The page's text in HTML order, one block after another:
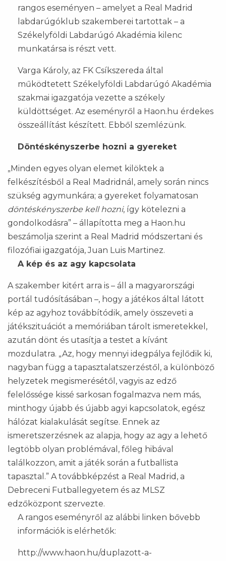
rangos eseményen – amelyet a Real Madrid
labdarúgóklub szakemberei tartottak – a
Székelyföldi Labdarúgó Akadémia kilenc
munkatársa is részt vett.
Varga Károly, az FK Csíkszereda által
működtetett Székelyföldi Labdarúgó Akadémia
szakmai igazgatója vezette a székely
küldöttséget. Az eseményről a Haon.hu érdekes
összeállítást készített. Ebből szemlézünk.
Döntéskényszerbe hozni a gyereket
„Minden egyes olyan elemet kilöktek a
felkészítésből a Real Madridnál, amely során nincs
szükség agymunkára; a gyereket folyamatosan
döntéskényszerbe kell hozni, így kötelezni a
gondolkodásra” – állapította meg a Haon.hu
beszámolja szerint a Real Madrid módszertani és
filozófiai igazgatója, Juan Luis Martinez.
A kép és az agy kapcsolata
A szakember kitért arra is – áll a magyarországi
portál tudósításában –, hogy a játékos által látott
kép az agyhoz továbbítódik, amely összeveti a
játékszituációt a memóriában tárolt ismeretekkel,
azután dönt és utasítja a testet a kívánt
mozdulatra. „Az, hogy mennyi idegpálya fejlődik ki,
nagyban függ a tapasztalatszerzéstől, a különböző
helyzetek megismerésétől, vagyis az edző
felelőssége kissé sarkosan fogalmazva nem más,
minthogy újabb és újabb agyi kapcsolatok, egész
hálózat kialakulását segítse. Ennek az
ismeretszerzésnek az alapja, hogy az agy a lehető
legtöbb olyan problémával, főleg hibával
találkozzon, amit a játék során a futballista
tapasztal.” A továbbképzést a Real Madrid, a
Debreceni Futballegyetem és az MLSZ
edzőközpont szervezte.
A rangos eseményről az alábbi linken bővebb
információk is elérhetők:
http://www.haon.hu/duplazott-a-